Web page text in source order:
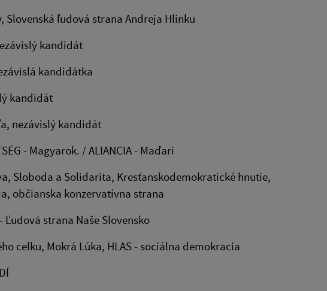
Slovenská ľudová strana Andreja Hlinku
kandidát
kandidátka
kandidát
nezávislý kandidát
- Magyarok. / ALIANCIA - Maďari
Sloboda a Solidarita, Kresťanskodemokratické hnutie,
občianska konzervatívna strana
strana Naše Slovensko
celku, Mokrá Lúka, HLAS - sociálna demokracia